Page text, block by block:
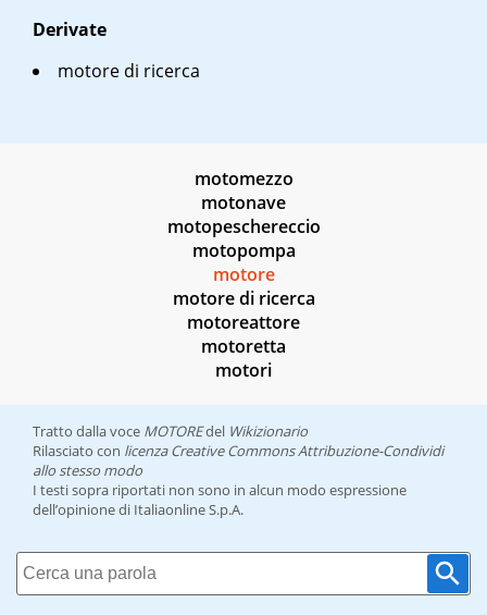
Derivate
motore di ricerca
motomezzo
motonave
motopeschereccio
motopompa
motore
motore di ricerca
motoreattore
motoretta
motori
Tratto dalla voce MOTOREdel Wikizionario
Rilasciato con licenza Creative Commons Attribuzione-Condividi
allo stesso modo
I testi sopra riportati non sono in alcun modo espressione
dell’opinione di Italiaonline S.p.A.